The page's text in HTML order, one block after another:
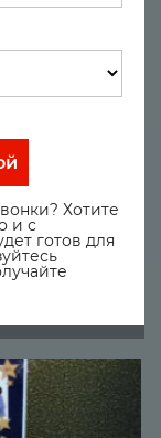
Хотите
и с
готов для